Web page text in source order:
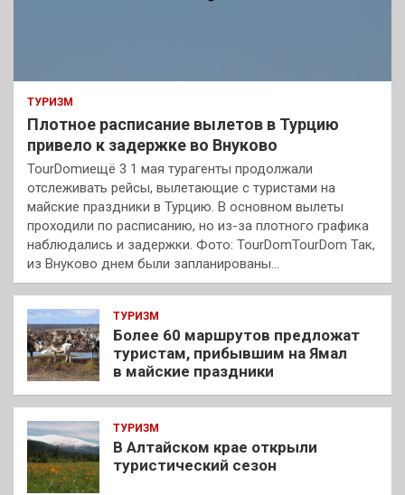
ТУРИЗМ
Плотное расписание вылетов в Турцию
привело к задержке во Внуково
TourDomиещё 3 1 мая турагенты продолжали
отслеживать рейсы, вылетающие с туристами на
майские праздники в Турцию. В основном вылеты
проходили по расписанию, но из-за плотного графика
наблюдались и задержки. Фото: TourDomTourDom Так,
из Внуково днем были запланированы…
ТУРИЗМ
Более 60 маршрутов предложат
туристам, прибывшим на Ямал
в майские праздники
ТУРИЗМ
В Алтайском крае открыли
туристический сезон